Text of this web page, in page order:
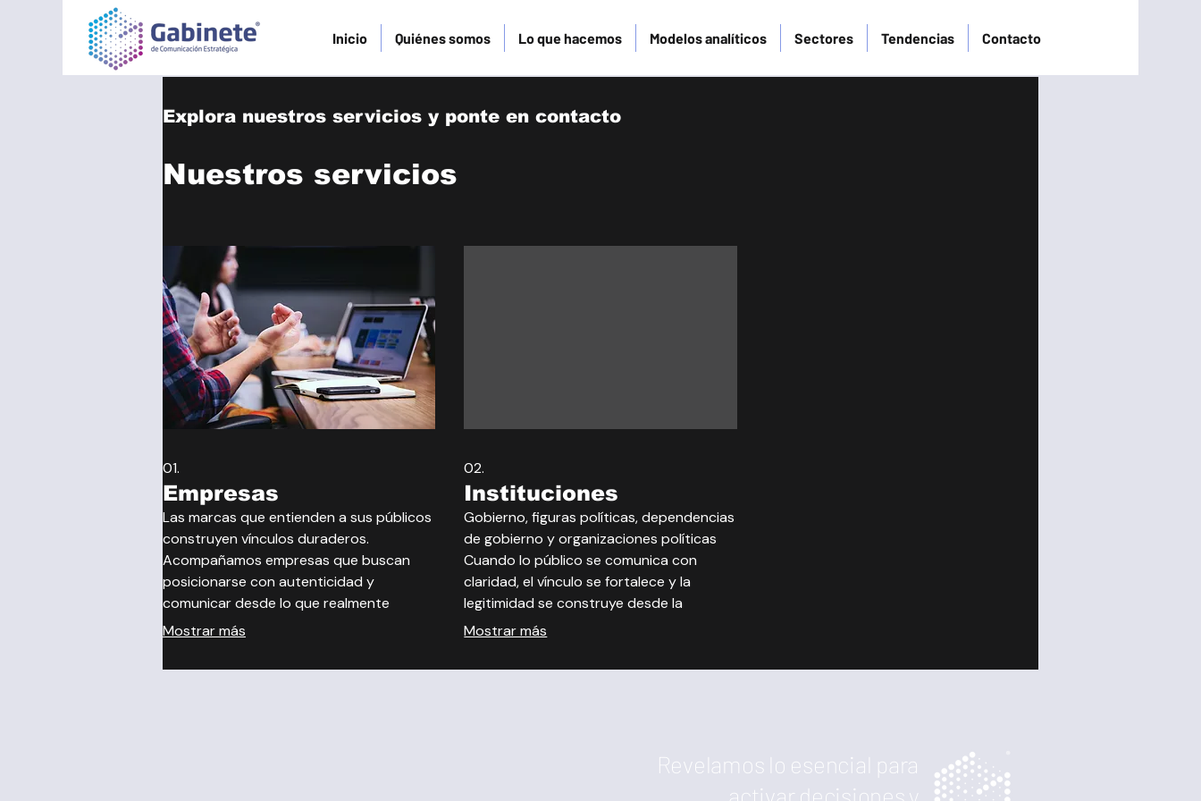
Inicio Quiénes somos Lo que hacemos Modelos analíticos Sectores Tendencias Contacto
Explora nuestros servicios y ponte en contacto
Nuestros servicios
01.
Empresas
Las marcas que entienden a sus públicos
construyen vínculos duraderos.
Acompañamos empresas que buscan
posicionarse con autenticidad y
comunicar desde lo que realmente
representan, alineando reputación,
Mostrar más
02.
Instituciones
Gobierno, figuras políticas, dependencias
de gobierno y organizaciones políticas
Cuando lo público se comunica con
claridad, el vínculo se fortalece y la
legitimidad se construye desde la
escucha. Acompañamos procesos de
comunicacional que demandan
Mostrar más
Revelamos lo esencial para
activar decisiones y